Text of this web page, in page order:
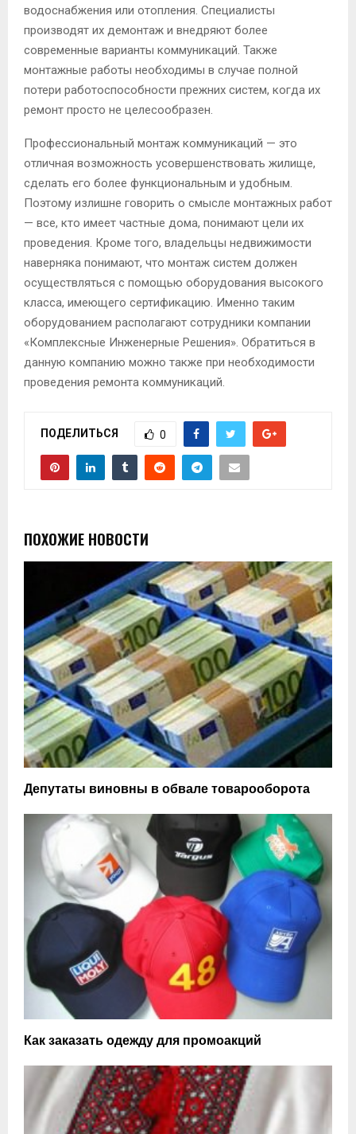
водоснабжения или отопления. Специалисты
производят их демонтаж и внедряют более
современные варианты коммуникаций. Также
монтажные работы необходимы в случае полной
потери работоспособности прежних систем, когда их
ремонт просто не целесообразен.
Профессиональный монтаж коммуникаций — это
отличная возможность усовершенствовать жилище,
сделать его более функциональным и удобным.
Поэтому излишне говорить о смысле монтажных работ
— все, кто имеет частные дома, понимают цели их
проведения. Кроме того, владельцы недвижимости
наверняка понимают, что монтаж систем должен
осуществляться с помощью оборудования высокого
класса, имеющего сертификацию. Именно таким
оборудованием располагают сотрудники компании
«Комплексные Инженерные Решения». Обратиться в
данную компанию можно также при необходимости
проведения ремонта коммуникаций.
ПОДЕЛИТЬСЯ 0
ПОХОЖИЕ НОВОСТИ
Депутаты виновны в обвале товарооборота
Как заказать одежду для промоакций